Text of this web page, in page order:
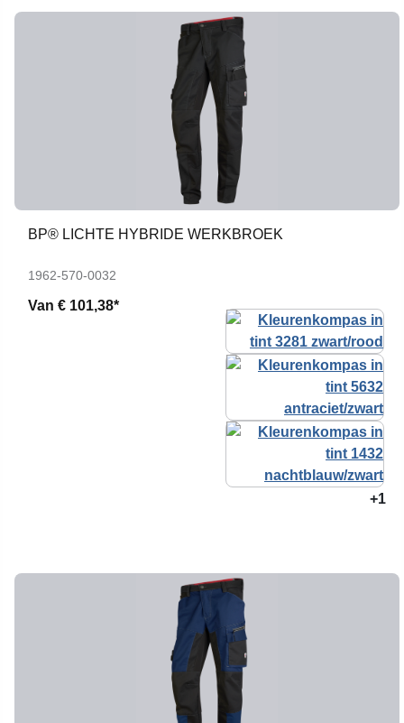
BP® LICHTE HYBRIDE WERKBROEK
1962-570-0032
Van € 101,38*
+1